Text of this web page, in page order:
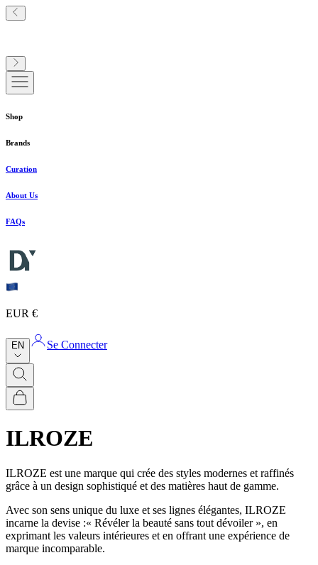
Shop
Brands
Curation
About Us
FAQs
EUR €
EN Se Connecter
ILROZE
ILROZE est une marque qui crée des styles modernes et raffinés
grâce à un design sophistiqué et des matières haut de gamme.
Avec son sens unique du luxe et ses lignes élégantes, ILROZE
incarne la devise :« Révéler la beauté sans tout dévoiler », en
exprimant les valeurs intérieures et en offrant une expérience de
marque incomparable.